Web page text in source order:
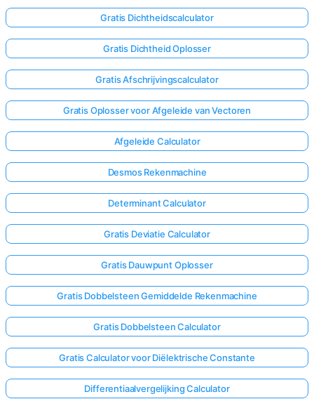
Log
in!
Gratis Dichtheidscalculator
Gratis Dichtheid Oplosser
Gratis Afschrijvingscalculator
Gratis Oplosser voor Afgeleide van Vectoren
Afgeleide Calculator
Desmos Rekenmachine
Determinant Calculator
Gratis Deviatie Calculator
Gratis Dauwpunt Oplosser
Gratis Dobbelsteen Gemiddelde Rekenmachine
Gratis Dobbelsteen Calculator
Gratis Calculator voor Diëlektrische Constante
Differentiaalvergelijking Calculator